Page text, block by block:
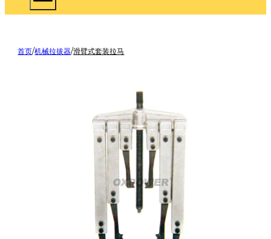
首页/机械拉拔器/滑臂式套装拉马